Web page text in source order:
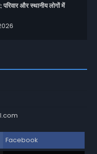
और स्थानीय लोगों में
Facebook